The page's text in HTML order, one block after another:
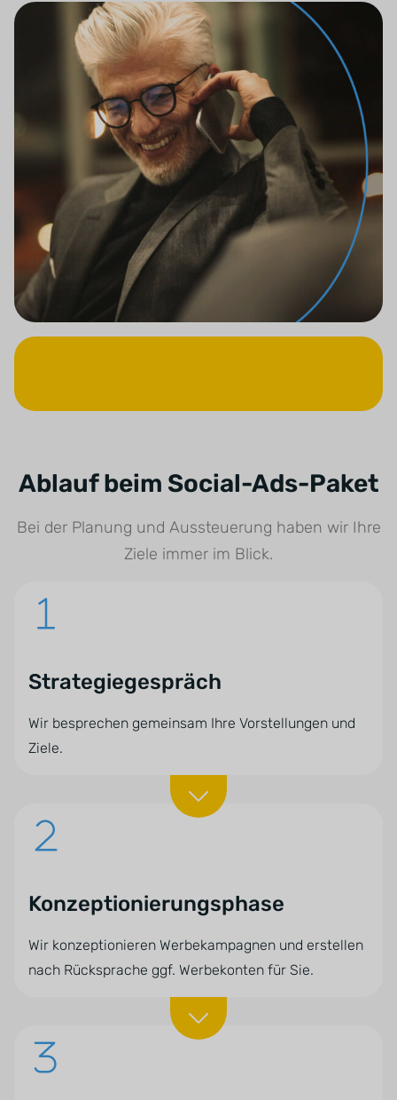
Ablauf beim Social-Ads-Paket
Bei der Planung und Aussteuerung haben wir Ihre
Ziele immer im Blick.
Strategiegespräch
Wir besprechen gemeinsam Ihre Vorstellungen und
Ziele.
Konzeptionierungsphase
Wir konzeptionieren Werbekampagnen und erstellen
nach Rücksprache ggf. Werbekonten für Sie.